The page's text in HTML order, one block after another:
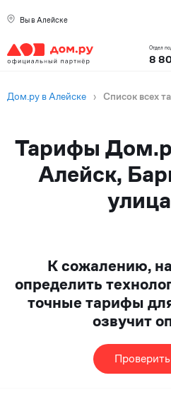
Вы в Алейске
Отдел
8
Дом.ру в Алейске › Список всех
Тарифы
Алейск,
К сожалению,
определить
точные тарифы
озвучит